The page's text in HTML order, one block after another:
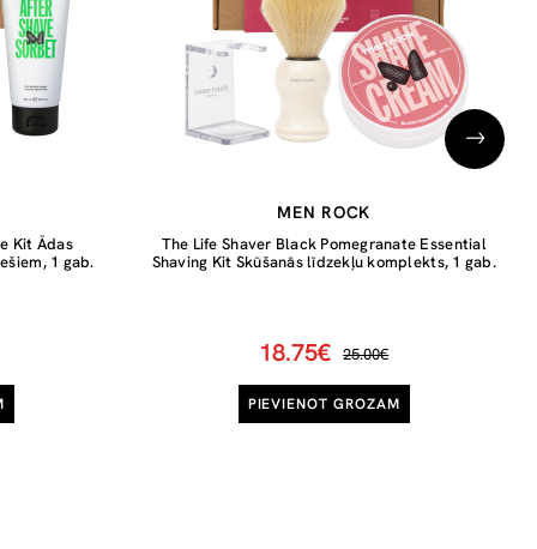
Kit Ādas
1 gab.
MEN ROCK
The Life Shaver Black Pomegranate Essential
Shaving Kit Skūšanās līdzekļu komplekts, 1 gab.
18.75€ 25.00€
PIEVIENOT GROZAM